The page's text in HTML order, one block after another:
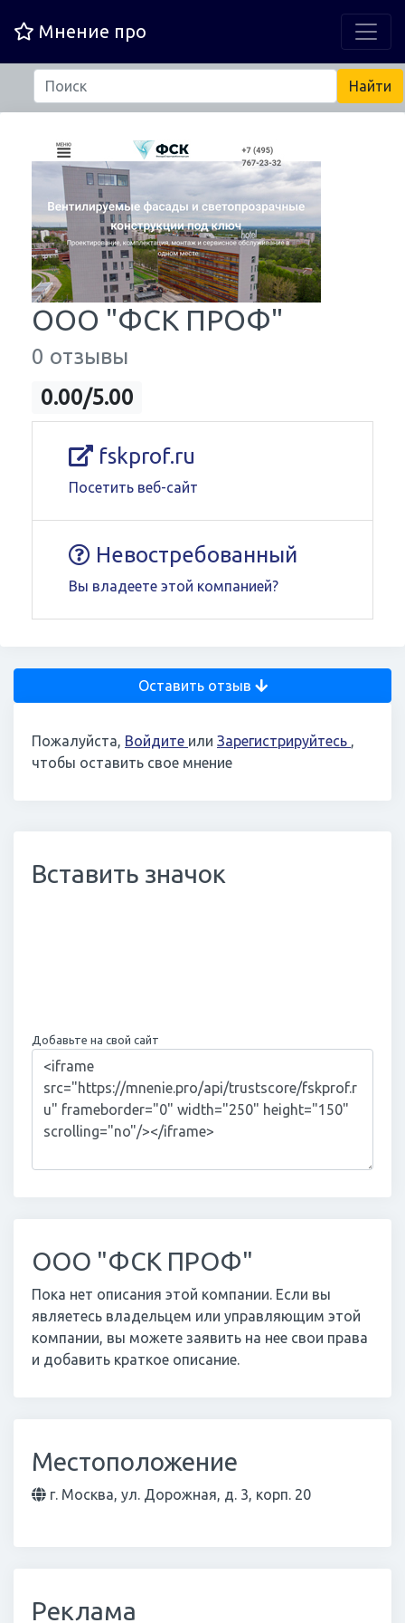
Мнение про
ООО "ФСК ПРОФ"
0 отзывы
0.00/5.00
fskprof.ru
Посетить веб-сайт
Невостребованный
Вы владеете этой компанией?
Оставить отзыв
Пожалуйста, Войдите или Зарегистрируйтесь ,
чтобы оставить свое мнение
Вставить значок
Добавьте на свой сайт
ООО "ФСК ПРОФ"
Пока нет описания этой компании. Если вы
являетесь владельцем или управляющим этой
компании, вы можете заявить на нее свои права
и добавить краткое описание.
Местоположение
г. Москва, ул. Дорожная, д. 3, корп. 20
Реклама